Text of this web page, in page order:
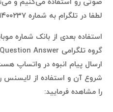
صوتی رو استفاده می‌کنیم و
لطفا در تلگرام به شماره ۰۹۱۲۱۴۰۰۲۳۷ پیام ارسال فرمایید.
استفاده بعدی از بانک شماره
ارسال پیام انبوه در واتساپ
شروع آن و استفاده از لایسنس
را مشاهده فرمایید: